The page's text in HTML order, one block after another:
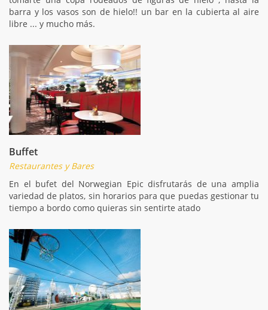
barra y los vasos son de hielo!! un bar en la cubierta al aire
libre ... y mucho más.
Buffet
Restaurantes y Bares
En el bufet del Norwegian Epic disfrutarás de una amplia
variedad de platos, sin horarios para que puedas gestionar tu
tiempo a bordo como quieras sin sentirte atado